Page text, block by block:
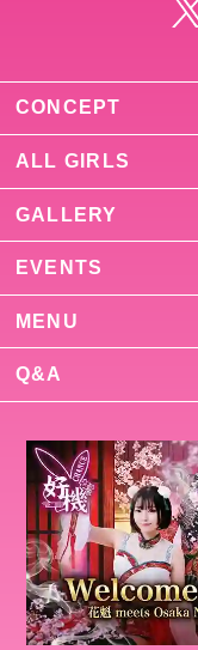
CONCEPT
ALL GIRLS
GALLERY
EVENTS
MENU
Q&A